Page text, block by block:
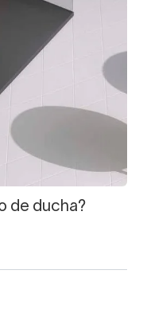
de ducha?